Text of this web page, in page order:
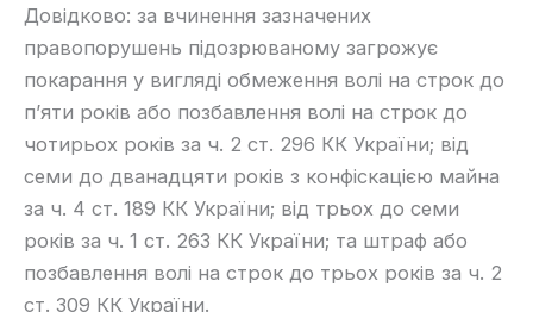
Довідково: за вчинення зазначених
правопорушень підозрюваному загрожує
покарання у вигляді обмеження волі на строк до
п’яти років або позбавлення волі на строк до
чотирьох років за ч. 2 ст. 296 КК України; від
семи до дванадцяти років з конфіскацією майна
за ч. 4 ст. 189 КК України; від трьох до семи
років за ч. 1 ст. 263 КК України; та штраф або
позбавлення волі на строк до трьох років за ч. 2
ст. 309 КК України.